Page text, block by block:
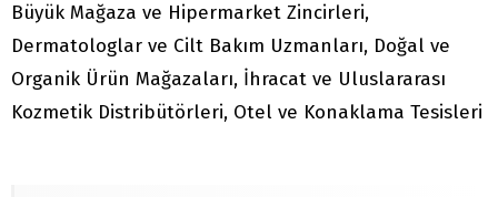
Büyük Mağaza ve Hipermarket Zincirleri,
Dermatologlar ve Cilt Bakım Uzmanları, Doğal ve
Organik Ürün Mağazaları, İhracat ve Uluslararası
Kozmetik Distribütörleri, Otel ve Konaklama Tesisleri